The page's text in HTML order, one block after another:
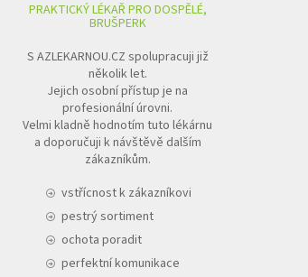
PRAKTICKÝ LÉKAŘ PRO DOSPĚLÉ,
BRUŠPERK
S AZLEKARNOU.CZ spolupracuji již
několik let.
Jejich osobní přístup je na
profesionální úrovni.
Velmi kladně hodnotím tuto lékárnu
a doporučuji k návštěvě dalším
zákazníkům.
vstřícnost k zákazníkovi
pestrý sortiment
ochota poradit
perfektní komunikace